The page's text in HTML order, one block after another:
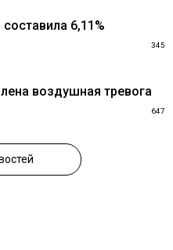
6,11%
345
воздушная тревога
647